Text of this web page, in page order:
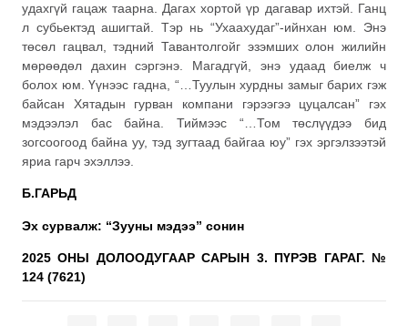
удахгүй гацаж таарна. Дагах хортой үр дагавар ихтэй. Ганц
л субьектэд ашигтай. Тэр нь “Ухаахудаг”-ийнхан юм. Энэ
төсөл гацвал, тэдний Тавантолгойг эзэмших олон жилийн
мөрөөдөл дахин сэргэнэ. Магадгүй, энэ удаад биелж ч
болох юм. Үүнээс гадна, “…Туулын хурдны замыг барих гэж
байсан Хятадын гурван компани гэрээгээ цуцалсан” гэх
мэдээлэл бас байна. Тиймээс “…Том төслүүдээ бид
зогсоогоод байна уу, тэд зугтаад байгаа юу” гэх эргэлзээтэй
яриа гарч эхэллээ.
Б.ГАРЬД
Эх сурвалж: “Зууны мэдээ” сонин
2025 ОНЫ ДОЛООДУГААР САРЫН 3. ПҮРЭВ ГАРАГ. №
124 (7621)